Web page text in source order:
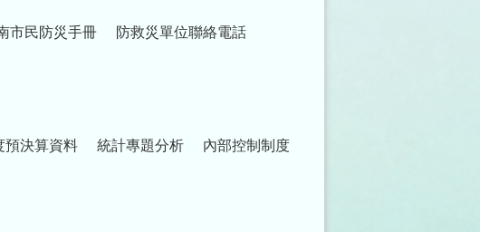
市民防災手冊 防救災單位聯絡電話
預決算資料 統計專題分析 內部控制制度